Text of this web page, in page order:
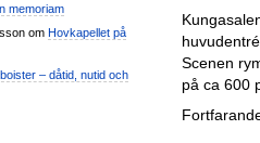
memoriam
om Hovkapellet på
– dåtid, nutid och
Scenen
på ca 600